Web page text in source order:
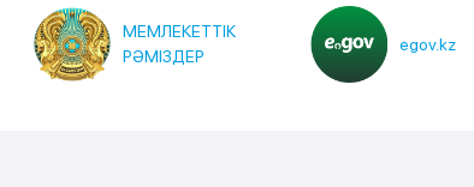
МЕМЛЕКЕТТІК
РӘМІЗДЕР
egov.kz